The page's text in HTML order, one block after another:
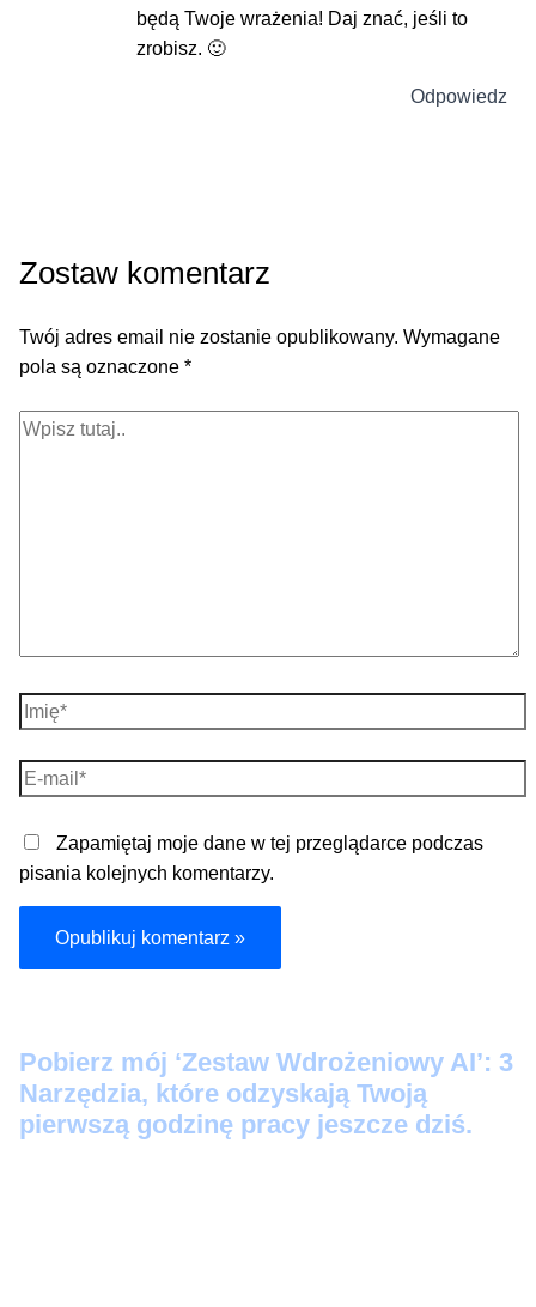
będą Twoje wrażenia! Daj znać, jeśli to
zrobisz. 🙂
Odpowiedz
Zostaw komentarz
Twój adres email nie zostanie opublikowany. Wymagane
pola są oznaczone*
Wpisz
Imię*
E-
mail*
Zapamiętaj moje dane w tej przeglądarce podczas
pisania kolejnych komentarzy.
Pobierz mój ‘Zestaw Wdrożeniowy AI’: 3
Narzędzia, które odzyskają Twoją
pierwszą godzinę pracy jeszcze dziś.